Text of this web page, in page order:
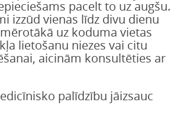
pacelt to uz augšu.
izzūd vienas līdz divu dienu
uz koduma vietas
lietošanu niezes vai citu
aicinām konsultēties ar
palīdzību jāizsauc